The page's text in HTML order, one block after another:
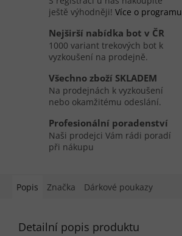
ještě výhodněji! Více o programu
Nejširší nabídka bot v ČR
1000 variant trekových bot k
vyzkoušení na prodejně.
Všechno zboží SKLADEM
Na prodejnách k vyzkoušení
nebo okamžitému odeslání.
Profesionální poradenství
Naši prodejci Vám rádi poradí
při nákupu
Popis Značka Dárkové poukazy
Detailní popis produktu